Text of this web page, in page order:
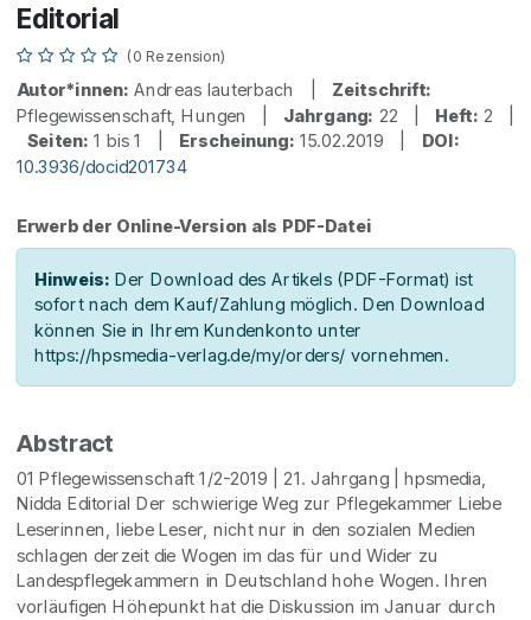
Editorial
(0 Rezension)
Autor*innen: Andreas lauterbach | Zeitschrift:
Pflegewissenschaft, Hungen | Jahrgang: 22 | Heft: 2 |
Seiten: 1 bis 1 | Erscheinung: 15.02.2019 | DOI:
10.3936/docid201734
Erwerb der Online-Version als PDF-Datei
Hinweis: Der Download des Artikels (PDF-Format) ist
sofort nach dem Kauf/Zahlung möglich. Den Download
können Sie in Ihrem Kundenkonto unter
https://hpsmedia-verlag.de/my/orders/ vornehmen.
Abstract
01 Pflegewissenschaft 1/2-2019 | 21. Jahrgang | hpsmedia,
Nidda Editorial Der schwierige Weg zur Pflegekammer Liebe
Leserinnen, liebe Leser, nicht nur in den sozialen Medien
schlagen derzeit die Wogen im das für und Wider zu
Landespflegekammern in Deutschland hohe Wogen. Ihren
vorläufigen Höhepunkt hat die Diskussion im Januar durch